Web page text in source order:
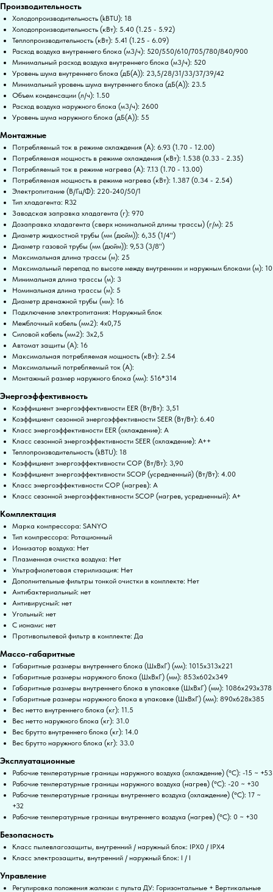
Производительность
Холодопроизводительность (kBTU): 18
Холодопроизводительность (кВт): 5.40 (1.25 - 5.92)
Теплопроизводительность (кВт): 5.41 (1.25 - 6.09)
Расход воздуха внутреннего блока (м3/ч): 520/550/610/705/780/840/900
Минимальный расход воздуха внутреннего блока (м3/ч): 520
Уровень шума внутреннего блока (дБ(А)): 23,5/28/31/33/37/39/42
Минимальный уровень шума внутреннего блока (дБ(А)): 23.5
Объем конденсации (л/ч): 1.50
Расход воздуха наружного блока (м3/ч): 2600
Уровень шума наружного блока (дБ(А)): 55
Монтажные
Потребляемый ток в режиме охлаждения (А): 6.93 (1.70 - 12.00)
Потребляемая мощность в режиме охлаждения (кВт): 1.538 (0.33 - 2.35)
Потребляемый ток в режиме нагрева (А): 7.13 (1.70 - 13.00)
Потребляемая мощность в режиме нагрева (кВт): 1.387 (0.34 - 2.54)
Электропитание (В/Гц/Ф): 220-240/50/1
Тип хладагента: R32
Заводская заправка хладагента (г): 970
Дозаправка хладагента (сверх номинальной длины трассы) (г/м): 25
Диаметр жидкостной трубы (мм (дюйм)): 6,35 (1/4")
Диаметр газовой трубы (мм (дюйм)): 9,53 (3/8")
Максимальная длина трассы (м): 25
Максимальный перепад по высоте между внутренним и наружным блоками (м): 10
Минимальная длина трассы (м): 3
Номинальная длина трассы (м): 5
Диаметр дренажной трубы (мм): 16
Подключение электропитания: Наружный блок
Межблочный кабель (мм2): 4x0,75
Силовой кабель (мм2): 3x2,5
Автомат защиты (А): 16
Максимальная потребляемая мощность (кВт): 2.54
Максимальный потребляемый ток (А):
Монтажный размер наружного блока (мм): 516*314
Энергоэффективность
Коэффициент энергоэффективности EER (Вт/Вт): 3,51
Коэффициент сезонной энергоэффективности SEER (Вт/Вт): 6.40
Класс энергоэффективности EER (охлаждение): A
Класс сезонной энергоэффективности SEER (охлаждение): A++
Теплопроизводительность (kBTU): 18
Коэффициент энергоэффективности COP (Вт/Вт): 3,90
Коэффициент энергоэффективности SCOP (усредненный) (Вт/Вт): 4.00
Класс энергоэффективности COP (нагрев): A
Класс сезонной энергоэффективности SCOP (нагрев, усредненный): A+
Комплектация
Марка компрессора: SANYO
Тип компрессора: Ротационный
Ионизатор воздуха: Нет
Плазменная очистка воздуха: Нет
Ультрафиолетовая стерилизация: Нет
Дополнительные фильтры тонкой очистки в комплекте: Нет
Антибактериальный: нет
Антивирусный: нет
Угольный: нет
С ионами: нет
Противопылевой фильтр в комплекте: Да
Массо-габаритные
Габаритные размеры внутреннего блока (ШxВxГ) (мм): 1015x313x221
Габаритные размеры наружного блока (ШxВxГ) (мм): 853x602x349
Габаритные размеры внутреннего блока в упаковке (ШxВxГ) (мм): 1086x293x378
Габаритные размеры наружного блока в упаковке (ШxВxГ) (мм): 890x628x385
Вес нетто внутреннего блока (кг): 11.5
Вес нетто наружного блока (кг): 31.0
Вес брутто внутреннего блока (кг): 14.0
Вес брутто наружного блока (кг): 33.0
Эксплуатационные
Рабочие температурные границы наружного воздуха (охлаждение) (°C): -15 ~ +53
Рабочие температурные границы наружного воздуха (нагрев) (°C): -20 ~ +30
Рабочие температурные границы внутреннего воздуха (охлаждение) (°C): 17 ~
+32
Рабочие температурные границы внутреннего воздуха (нагрев) (°C): 0 ~ +30
Безопасность
Класс пылевлагозащиты, внутренний / наружный блок: IPX0 / IPX4
Класс электрозащиты, внутренний / наружный блок: I / I
Управление
Регулировка положения жалюзи с пульта ДУ: Горизонтальные + Вертикальные